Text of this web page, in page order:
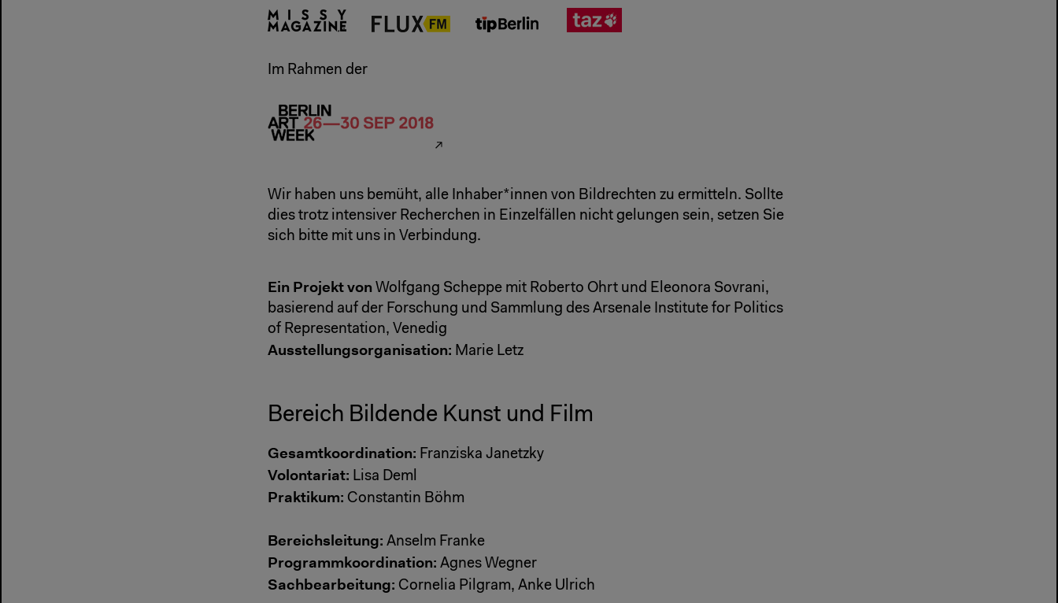
Im Rahmen der
Wir haben uns bemüht, alle Inhaber*innen von Bildrechten zu ermitteln. Sollte
dies trotz intensiver Recherchen in Einzelfällen nicht gelungen sein, setzen Sie
sich bitte mit uns in Verbindung.
Ein Projekt von Wolfgang Scheppe mit Roberto Ohrt und Eleonora Sovrani,
basierend auf der Forschung und Sammlung des Arsenale Institute for Politics
of Representation, Venedig
Ausstellungsorganisation: Marie Letz
Bereich Bildende Kunst und Film
Gesamtkoordination: Franziska Janetzky
Volontariat: Lisa Deml
Praktikum: Constantin Böhm
Bereichsleitung: Anselm Franke
Programmkoordination: Agnes Wegner
Sachbearbeitung: Cornelia Pilgram, Anke Ulrich